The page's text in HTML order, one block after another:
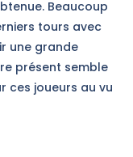
Beaucoup
tours avec
une grande
présent semble
ces joueurs au vu